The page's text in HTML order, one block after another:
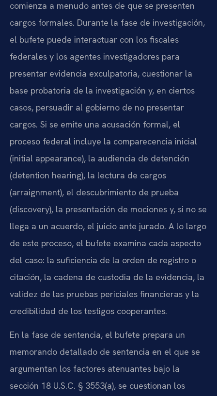
comienza a menudo antes de que se presenten
cargos formales. Durante la fase de investigación,
el bufete puede interactuar con los fiscales
federales y los agentes investigadores para
presentar evidencia exculpatoria, cuestionar la
base probatoria de la investigación y, en ciertos
casos, persuadir al gobierno de no presentar
cargos. Si se emite una acusación formal, el
proceso federal incluye la comparecencia inicial
(initial appearance), la audiencia de detención
(detention hearing), la lectura de cargos
(arraignment), el descubrimiento de prueba
(discovery), la presentación de mociones y, si no se
llega a un acuerdo, el juicio ante jurado. A lo largo
de este proceso, el bufete examina cada aspecto
del caso: la suficiencia de la orden de registro o
citación, la cadena de custodia de la evidencia, la
validez de las pruebas periciales financieras y la
credibilidad de los testigos cooperantes.
En la fase de sentencia, el bufete prepara un
memorando detallado de sentencia en el que se
argumentan los factores atenuantes bajo la
sección 18 U.S.C. § 3553(a), se cuestionan los